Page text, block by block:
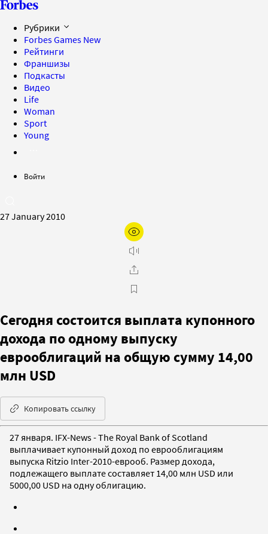
Рубрики
Forbes Games New
Рейтинги
Франшизы
Подкасты
Видео
Life
Woman
Sport
Young
Войти
27 January 2010
Сегодня состоится выплата купонного
дохода по одному выпуску
еврооблигаций на общую сумму 14,00
млн USD
Копировать ссылку
27 января. IFX-News - The Royal Bank of Scotland
выплачивает купонный доход по еврооблигациям
выпуска Ritzio Inter-2010-еврооб. Размер дохода,
подлежащего выплате составляет 14,00 млн USD или
5000,00 USD на одну облигацию.